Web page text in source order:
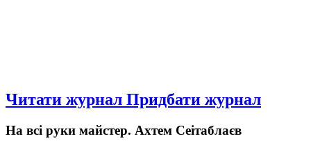
Читати журнал Придбати журнал
На всі руки майстер. Ахтем Сеітаблаєв